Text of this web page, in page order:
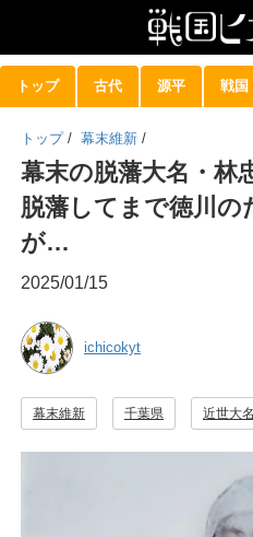
トップ 古代 源平 戦国
トップ / 幕末維新 /
幕末の脱藩大名・
脱藩してまで徳川の
が…
2025/01/15
ichicokyt
幕末維新 千葉県 近世大名